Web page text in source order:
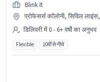
Blink It
प्रोफेसर्स कॉलोनी, सिविल
डिलिवरी में 0 - 6+ वर्षो का अनुभव
Flexible 10वीं से नीचे